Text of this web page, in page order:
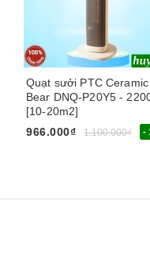
Quạt sưởi PTC Ceramic
Bear DNQ-P20Y5 -
[10-20m2]
966.000₫
1.100.000₫ -